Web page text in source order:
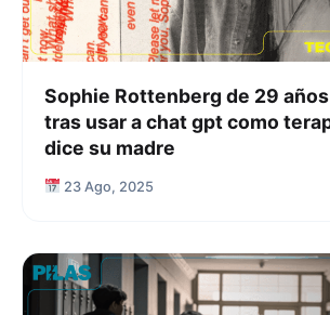
Sophie Rottenberg de 29
tras usar a chat gpt como
dice su madre
23 Ago, 2025